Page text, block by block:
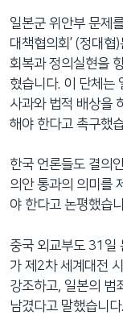
일본군 위안부 문제
대책협의회’ (정대협
회복과 정의실현을
혔습니다. 이 단체는
사과와 법적 배상을
해야 한다고 촉구했
한국 언론들도 결의
의안 통과의 의미를
야 한다고 논평했습
중국 외교부도 31일
가 제2차 세계대전
강조하고, 일본의 범
남겼다고 말했습니다.